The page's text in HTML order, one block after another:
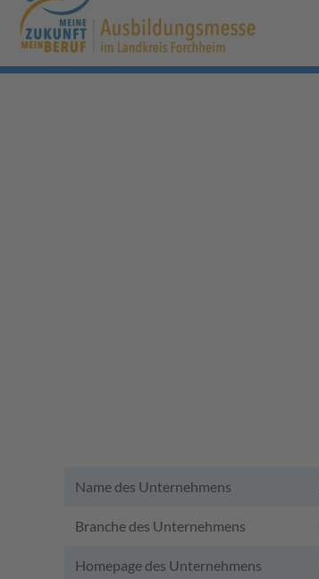
Name des Unternehmens
Branche des Unternehmens
Homepage des Unternehmens